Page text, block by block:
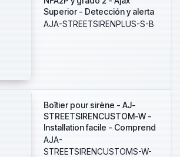
Superior - Detección y alerta
de inhibición - Alimentación 8
AJA-STREETSIRENPLUS-S-B
Boîtier pour sirène - AJ-
STREETSIRENCUSTOM-W -
Installation facile - Comprend
le SmartBracket - Plastique
ABS - Couleur blanche
AJA-
STREETSIRENCUSTOMS-W-